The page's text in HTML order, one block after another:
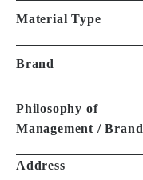
Material Type
Brand
Philosophy of
Management / Brand
Address